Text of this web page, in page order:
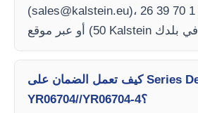
(sales@kalstein.eu)، الهاتف (+33 (0) 1 70 39 26
كيف تعمل الضمان على Series Density Balance
YR06704//YR06704-4؟